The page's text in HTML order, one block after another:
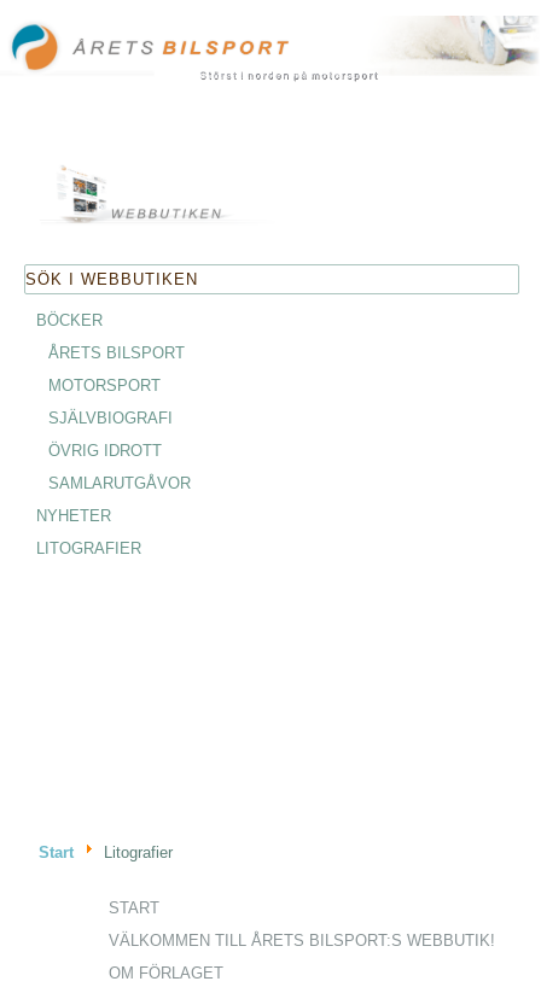
BÖCKER
ÅRETS BILSPORT
MOTORSPORT
SJÄLVBIOGRAFI
ÖVRIG IDROTT
SAMLARUTGÅVOR
NYHETER
LITOGRAFIER
Start Litografier
START
VÄLKOMMEN TILL ÅRETS BILSPORT:S WEBBUTIK!
OM FÖRLAGET